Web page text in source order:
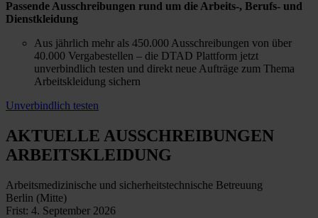
Passende Ausschreibungen rund um die Arbeits-, Berufs- und
Dienstkleidung
Aus jährlich mehr als 450.000 Ausschreibungen von über
40.000 Vergabestellen – die DTAD Plattform jetzt
unverbindlich testen und direkt neue Aufträge zum Thema
Arbeitskleidung sichern
Unverbindlich testen
AKTUELLE AUSSCHREIBUNGEN
ARBEITSKLEIDUNG
Arbeitsmedizinische und sicherheitstechnische Betreuung
Berlin (Mitte)
Frist: 4. September 2026